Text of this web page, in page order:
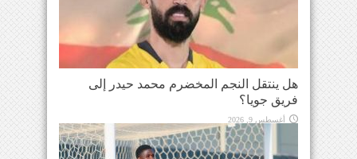
هل ينتقل النجم المخضرم محمد حيدر إلى
فريق جويا؟
أغسطس 9, 2026